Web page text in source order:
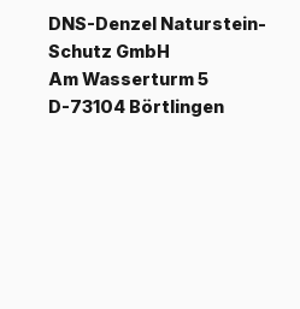
DNS-Denzel Naturstein-
Schutz GmbH
Am Wasserturm 5
D-73104 Börtlingen